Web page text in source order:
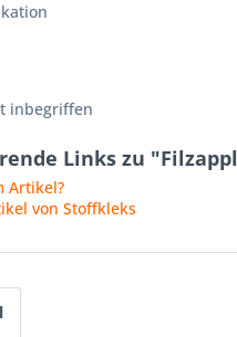
inbegriffen
Links zu
Artikel?
von Stoffkleks